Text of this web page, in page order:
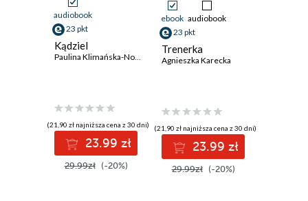
audiobook
23 pkt
Kądziel
(21,90 zł najniższa cena z 30 dni)
23.99 zł
29.99zł (-20%)
ebook audiobook
23 pkt
Trenerka
Agnieszka Karecka
(21,90 zł najniższa cena z 30 dni)
23.99 zł
29.99zł (-20%)